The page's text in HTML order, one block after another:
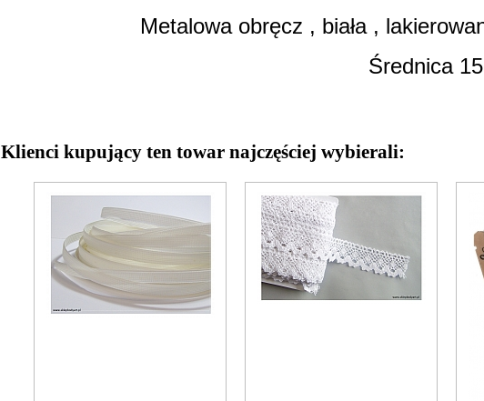
Metalowa obręcz , biała ,
Średnica
Klienci kupujący ten towar najczęściej wybierali: